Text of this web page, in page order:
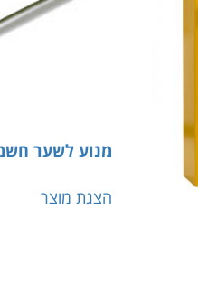
מנוע לשער
הצגת מוצר